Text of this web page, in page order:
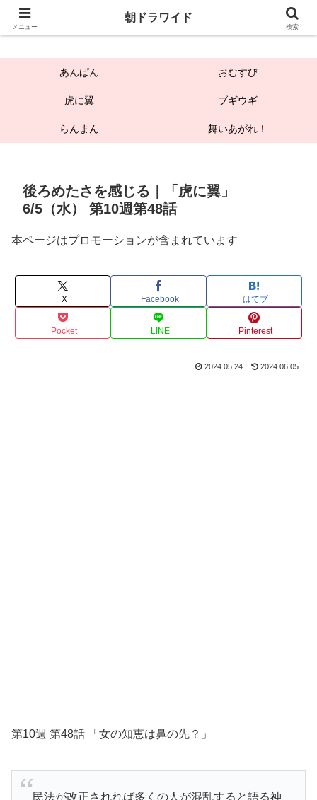
朝ドラワイド
あんぱん おむすび
虎に翼 ブギウギ
らんまん 舞いあがれ！
後ろめたさを感じる｜「虎に翼」
6/5（水） 第10週第48話
本ページはプロモーションが含まれています
X Facebook はてブ
Pocket LINE Pinterest
2024.05.24 2024.06.05
第10週 第48話 「女の知恵は鼻の先？」
民法が改正されれば多くの人が混乱すると語る神
メニュー
朝ドラワイド
検索